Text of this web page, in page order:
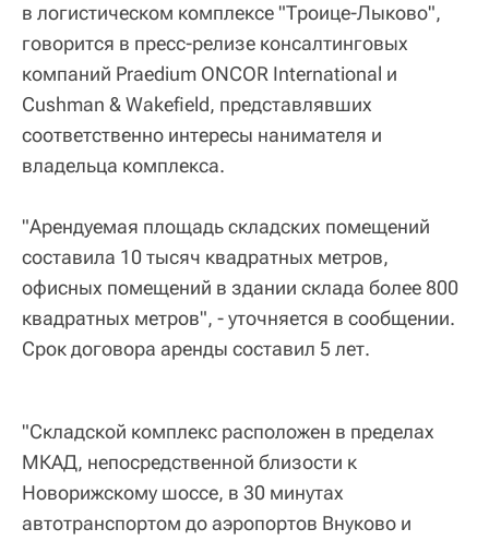
в логистическом комплексе "Троице-Лыково",
говорится в пресс-релизе консалтинговых
компаний Praedium ONCOR International и
Cushman & Wakefield, представлявших
соответственно интересы нанимателя и
владельца комплекса.
"Арендуемая площадь складских помещений
составила 10 тысяч квадратных метров,
офисных помещений в здании склада более 800
квадратных метров", - уточняется в сообщении.
Срок договора аренды составил 5 лет.
"Складской комплекс расположен в пределах
МКАД, непосредственной близости к
Новорижскому шоссе, в 30 минутах
автотранспортом до аэропортов Внуково и